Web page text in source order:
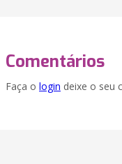
Comentários
Faça o login deixe o seu